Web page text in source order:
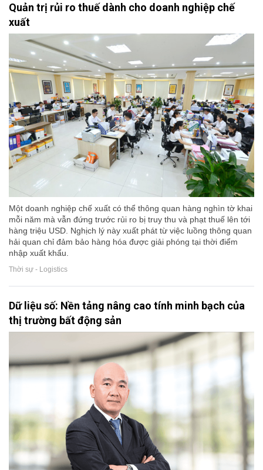
Quản trị rủi ro thuế dành cho doanh nghiệp chế
xuất
Một doanh nghiệp chế xuất có thể thông quan hàng nghìn tờ khai
mỗi năm mà vẫn đứng trước rủi ro bị truy thu và phạt thuế lên tới
hàng triệu USD. Nghịch lý này xuất phát từ việc luồng thông quan
hải quan chỉ đảm bảo hàng hóa được giải phóng tại thời điểm
nhập xuất khẩu.
Thời sự - Logistics
Dữ liệu số: Nền tảng nâng cao tính minh bạch của
thị trường bất động sản